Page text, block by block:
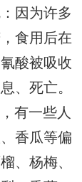
因为许多
食用后在
酸被吸收
、死亡。
有一些人
香瓜等偏
、杨梅、